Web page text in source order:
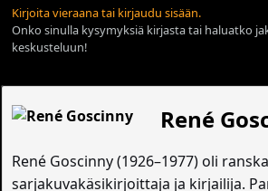
Kirjoita vieraana tai kirjaudu sisään.
Onko sinulla kysymyksiä kirjasta tai haluatko
keskusteluun!
René
René Goscinny (1926–1977) oli
sarjakuvakäsikirjoittaja ja kirjailija.